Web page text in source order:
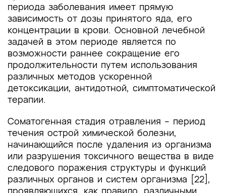
периода заболевания имеет прямую
зависимость от дозы принятого яда, его
концентрации в крови. Основной лечебной
задачей в этом периоде является по
возможности раннее сокращение его
продолжительности путем использования
различных методов ускоренной
детоксикации, антидотной, симптоматической
терапии.
Соматогенная стадия отравления – период
течения острой химической болезни,
начинающийся после удаления из организма
или разрушения токсичного вещества в виде
следового поражения структуры и функций
различных органов и систем организма [22],
проявляющихся, как правило, различными